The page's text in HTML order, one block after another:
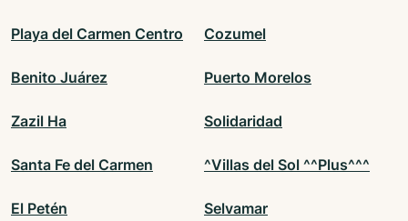
Playa del Carmen Centro Cozumel
Benito Juárez Puerto Morelos
Zazil Ha Solidaridad
Santa Fe del Carmen ^Villas del Sol ^^Plus^^^
El Petén Selvamar